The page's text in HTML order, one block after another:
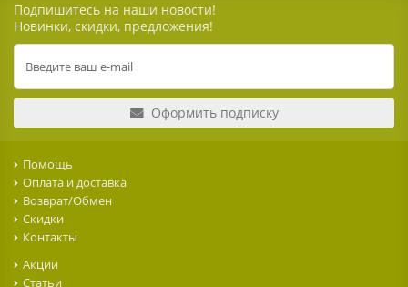
Подпишитесь на наши новости!
Новинки, скидки, предложения!
Оформить подписку
Помощь
Оплата и доставка
Возврат/Обмен
Скидки
Контакты
Акции
Статьи